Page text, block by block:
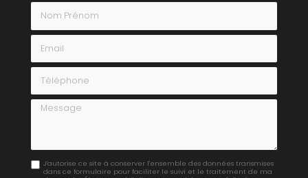
Nom Prénom
Email
Téléphone
Message
J'autorise ce site à conserver l'ensemble des données transmises
dans ce formulaire pour faciliter le suivi et le traitement de ma